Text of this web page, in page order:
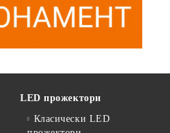
LED прожектори
Класически LED